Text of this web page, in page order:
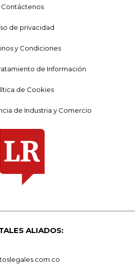
Contáctenos
de privacidad
y Condiciones
de Información
de Cookies
de Industria y Comercio
ALIADOS: